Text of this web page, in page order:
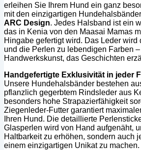
erleihen Sie Ihrem Hund ein ganz
mit den einzigartigen
ARC Design. Jedes Halsband ist ein
das in Kenia von den Maasai Mamas
Hingabe gefertigt wird. Das Leder wird
und die Perlen zu lebendigen Farben
Handwerkskunst, das Geschichten
Handgefertigte Exklusivität in jeder
Unsere Hundehalsbänder bestehen
pflanzlich gegerbtem Rindsleder aus
besonders hohe Strapazierfähigkeit
Ziegenleder-Futter garantiert
Ihren Hund. Die detaillierte
Glasperlen wird von Hand aufgenäht,
Haltbarkeit zu erhöhen, sondern auch
einem einzigartigen Unikat zu machen.